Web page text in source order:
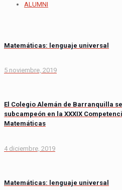
ALUMNI
Matemáticas: lenguaje universal
5 noviembre, 2019
El Colegio Alemán de Barranquilla
subcampeón en la XXXIX
Matemáticas
4 diciembre, 2019
Matemáticas: lenguaje universal